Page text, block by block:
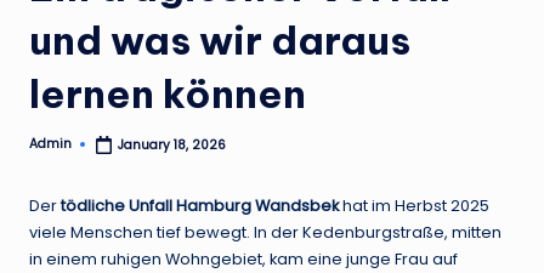
und was wir daraus
lernen können
Posted
Admin January 18, 2026
Dertödliche Unfall Hamburg Wandsbekhat im Herbst 2025
viele Menschen tief bewegt. In der Kedenburgstraße, mitten
in einem ruhigen Wohngebiet, kam eine junge Frau auf